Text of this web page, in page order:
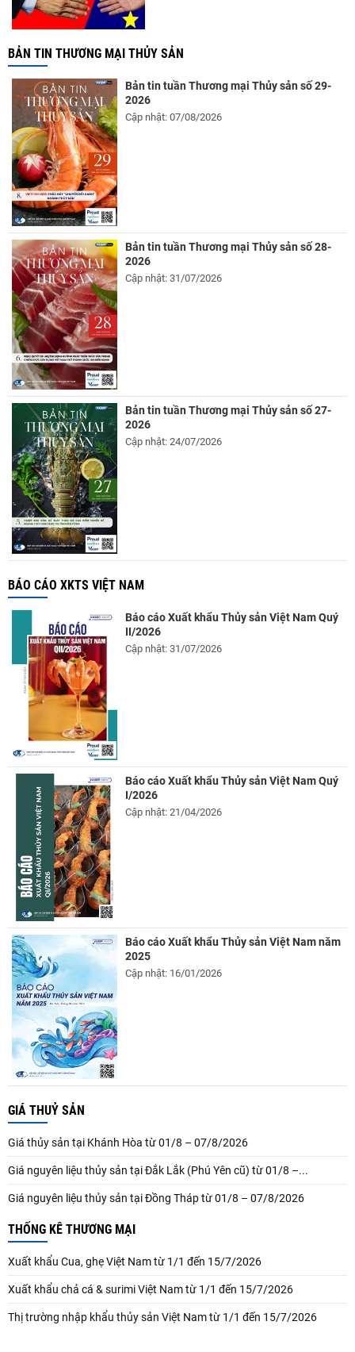
BẢN TIN THƯƠNG MẠI THỦY SẢN
Bản tin tuần Thương mại Thủy sản số 29-
2026
Cập nhật: 07/08/2026
Bản tin tuần Thương mại Thủy sản số 28-
2026
Cập nhật: 31/07/2026
Bản tin tuần Thương mại Thủy sản số 27-
2026
Cập nhật: 24/07/2026
BÁO CÁO XKTS VIỆT NAM
Báo cáo Xuất khẩu Thủy sản Việt Nam Quý
II/2026
Cập nhật: 31/07/2026
Báo cáo Xuất khẩu Thủy sản Việt Nam Quý
I/2026
Cập nhật: 21/04/2026
Báo cáo Xuất khẩu Thủy sản Việt Nam năm
2025
Cập nhật: 16/01/2026
GIÁ THUỶ SẢN
Giá thủy sản tại Khánh Hòa từ 01/8 – 07/8/2026
Giá nguyên liệu thủy sản tại Đắk Lắk (Phú Yên cũ) từ 01/8 –...
Giá nguyên liệu thủy sản tại Đồng Tháp từ 01/8 – 07/8/2026
THỐNG KÊ THƯƠNG MẠI
Xuất khẩu Cua, ghẹ Việt Nam từ 1/1 đến 15/7/2026
Xuất khẩu chả cá & surimi Việt Nam từ 1/1 đến 15/7/2026
Thị trường nhập khẩu thủy sản Việt Nam từ 1/1 đến 15/7/2026